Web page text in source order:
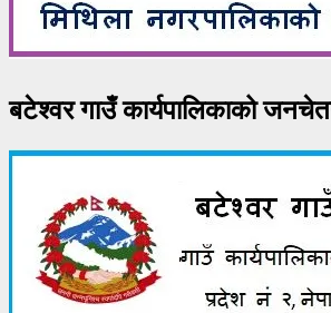
बटेश्वर गाउँ कार्यपालिकाको